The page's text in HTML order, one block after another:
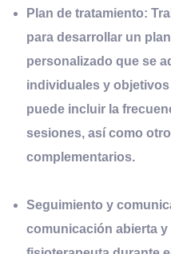
Plan de tratamiento:
para desarrollar un
personalizado que se
individuales y
puede incluir la
sesiones, así como
complementarios.
Seguimiento y
comunicación abierta